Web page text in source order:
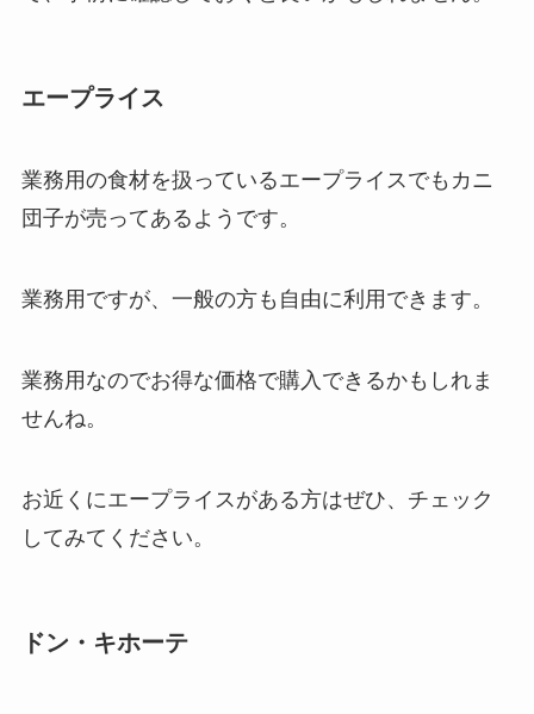
エープライス
業務用の食材を扱っているエープライスでもカニ
団子が売ってあるようです。
業務用ですが、一般の方も自由に利用できます。
業務用なのでお得な価格で購入できるかもしれま
せんね。
お近くにエープライスがある方はぜひ、チェック
してみてください。
ドン・キホーテ